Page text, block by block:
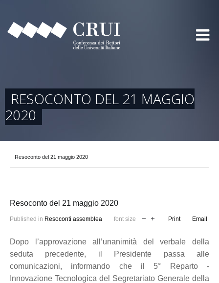
RESOCONTO DEL 21 MAGGIO
2020
Resoconto del 21 maggio 2020
Resoconto del 21 maggio 2020
Published in Resoconti assemblea font size Print Email
Dopo l’approvazione all’unanimità del verbale della
seduta precedente, il Presidente passa alle
comunicazioni, informando che il 5° Reparto -
Innovazione Tecnologica del Segretariato Generale della